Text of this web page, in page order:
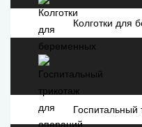
Колготки для
Госпитальный